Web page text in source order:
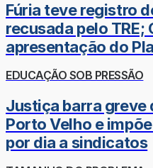
Fúria teve registro
recusada pelo TRE;
apresentação do
EDUCAÇÃO SOB PRESSÃO
Justiça barra greve
Porto Velho e
por dia a sindicatos